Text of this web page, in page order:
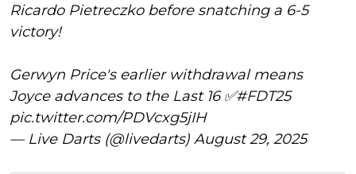
Ricardo Pietreczko before snatching a 6-5
victory!
Gerwyn Price's earlier withdrawal means
Joyce advances to the Last 16 ✅#FDT25
pic.twitter.com/PDVcxg5jIH
— Live Darts (@livedarts) August 29, 2025